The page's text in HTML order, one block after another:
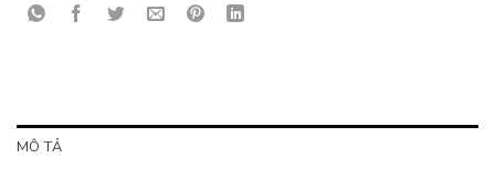
MÔ TẢ